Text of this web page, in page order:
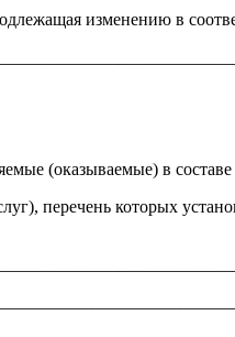
изменению в
(оказываемые) в составе
перечень которых